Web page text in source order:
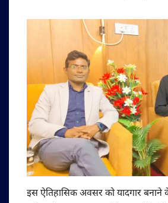
इस ऐतिहासिक अवसर को यादगार